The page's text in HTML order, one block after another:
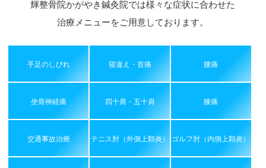
輝整骨院かがやき鍼灸院では様々な症状に合わせた
治療メニューをご用意しております。
手足のしびれ 寝違え・首痛 腰痛
坐骨神経痛 四十肩・五十肩 膝痛
交通事故治療 テニス肘（外側上顆炎） ゴルフ肘（内側上顆炎）